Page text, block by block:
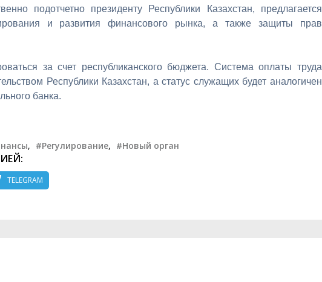
подотчетно президенту Республики Казахстан, предлагается
и развития финансового рынка, а также защиты прав
за счет республиканского бюджета. Система оплаты труда
Республики Казахстан, а статус служащих будет аналогичен
банка.
, #Регулирование, #Новый орган
TELEGRAM